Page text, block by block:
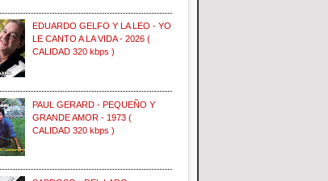
EDUARDO GELFO Y LA LEO - YO
LE CANTO A LA VIDA - 2026 (
CALIDAD 320 kbps )
PAUL GERARD - PEQUEÑO Y
GRANDE AMOR - 1973 (
CALIDAD 320 kbps )